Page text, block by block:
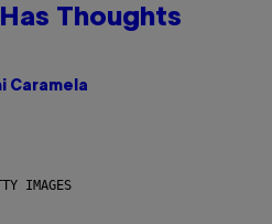
Thoughts
Caramela
IMAGES